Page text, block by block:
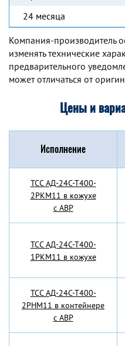
24 месяца
Компания-производитель
изменять технические
предварительного
может отличаться от
Цены и
Исполнение
TCC АД-24С-Т400-
2РКМ11 в кожухе
с АВР
TCC АД-24С-Т400-
1РКМ11 в кожухе
TCC АД-24С-Т400-
2РНМ11 в контейнере
с АВР